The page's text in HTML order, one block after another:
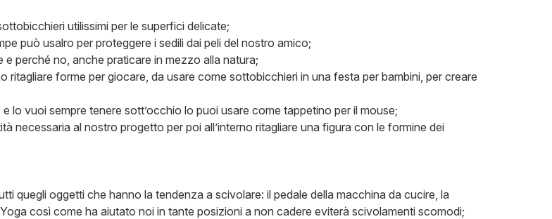
utilissimi per le superfici delicate;
può usalro per proteggere i sedili dai peli del nostro amico;
perché no, anche praticare in mezzo alla natura;
forme per giocare, da usare come sottobicchieri in una festa per bambini, per creare
lo vuoi sempre tenere sott’occhio lo puoi usare come tappetino per il mouse;
necessaria al nostro progetto per poi all’interno ritagliare una figura con le formine dei
quegli oggetti che hanno la tendenza a scivolare: il pedale della macchina da cucire, la
così come ha aiutato noi in tante posizioni a non cadere eviterà scivolamenti scomodi;